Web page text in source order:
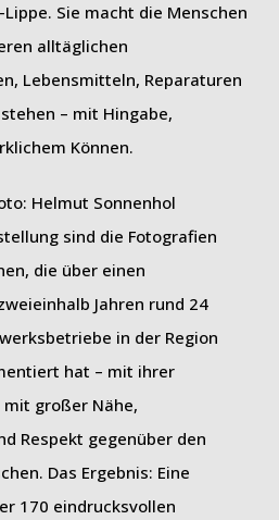
Sie macht die Menschen
alltäglichen
Lebensmitteln, Reparaturen
– mit Hingabe,
Können.
sind die Fotografien
die über einen
Jahren rund 24
in der Region
hat – mit ihrer
mit großer Nähe,
Respekt gegenüber den
Das Ergebnis: Eine
170 eindrucksvollen